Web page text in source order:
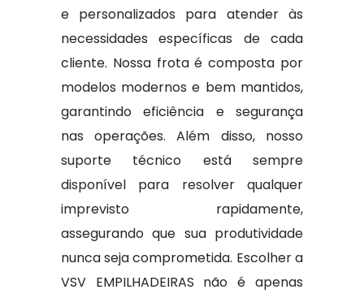
e personalizados para atender às
necessidades específicas de cada
cliente. Nossa frota é composta por
modelos modernos e bem mantidos,
garantindo eficiência e segurança
nas operações. Além disso, nosso
suporte técnico está sempre
disponível para resolver qualquer
imprevisto rapidamente,
assegurando que sua produtividade
nunca seja comprometida. Escolher a
VSV EMPILHADEIRAS não é apenas